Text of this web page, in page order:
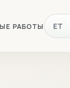
РАБОТЫ ET